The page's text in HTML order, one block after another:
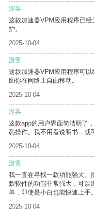
游客
这款加速器VPM应用程序已
护。
2025-10-04
游客
这款加速器VPM应用程序可
助你在网络上自由移动。
2025-10-04
游客
这款app的用户界面简洁明了
悉操作。我不用看说明书，就
2025-10-04
游客
我一直在寻找一款功能强大、
款软件的功能非常强大，可以
单，即使是小白也能快速上手。
2025-10-04